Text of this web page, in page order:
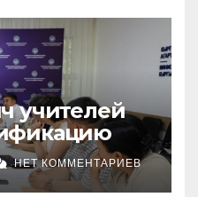
учителей
НЕТ КОММЕНТАРИЕВ